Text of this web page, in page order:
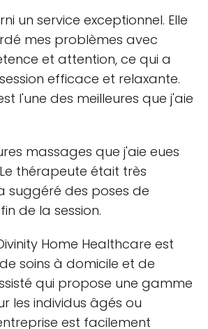
un service exceptionnel. Elle
mes problèmes avec
et attention, ce qui a
efficace et relaxante.
l'une des meilleures que j'aie
massages que j'aie eues
thérapeute était très
suggéré des poses de
de la session.
Home Healthcare est
soins à domicile et de
qui propose une gamme
les individus âgés ou
est facilement